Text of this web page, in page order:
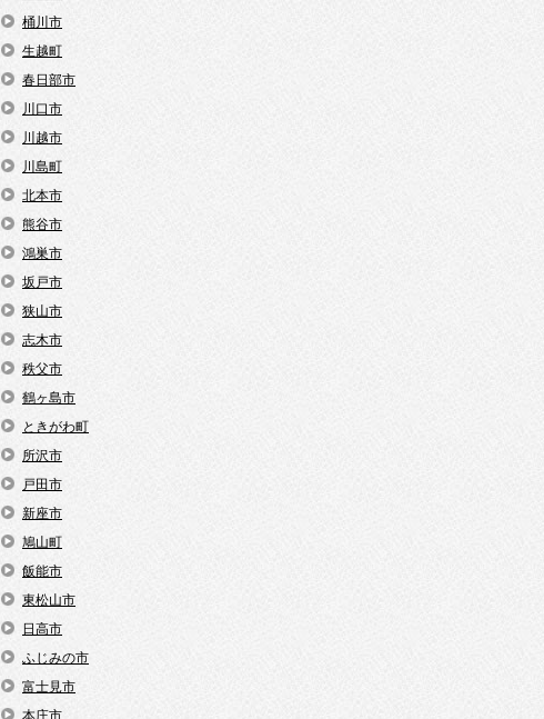
桶川市
生越町
春日部市
川口市
川越市
川島町
北本市
熊谷市
鴻巣市
坂戸市
狭山市
志木市
秩父市
鶴ヶ島市
ときがわ町
所沢市
戸田市
新座市
鳩山町
飯能市
東松山市
日高市
ふじみの市
富士見市
本庄市